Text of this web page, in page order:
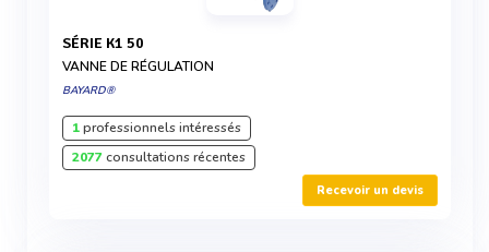
SÉRIE K1 50
VANNE DE RÉGULATION
BAYARD®
1professionnels intéressés
2077consultations récentes
Recevoir un devis